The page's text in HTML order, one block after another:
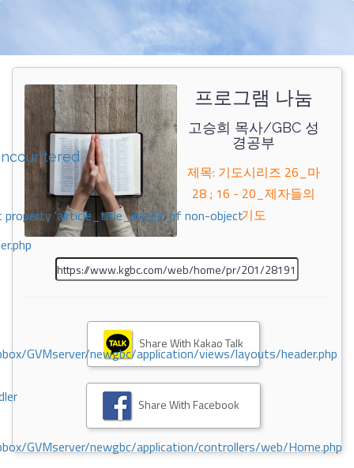
property 'airticle_title_image' of non-object
GVMserver/newgbc/application/views/layouts/header.php
GVMserver/newgbc/application/controllers/web/Home.php
프로그램 나눔
고승희 목사/GBC 성
경공부
제목: 기도시리즈 26_마
28 ; 16 - 20_제자들의
기도
Share With Kakao Talk
Share With Facebook